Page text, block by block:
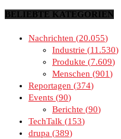
BELIEBTE KATEGORIEN
Nachrichten
20.055
Industrie
11.530
Produkte
7.609
Menschen
901
Reportagen
374
Events 90
Berichte
90
TechTalk
153
drupa
389